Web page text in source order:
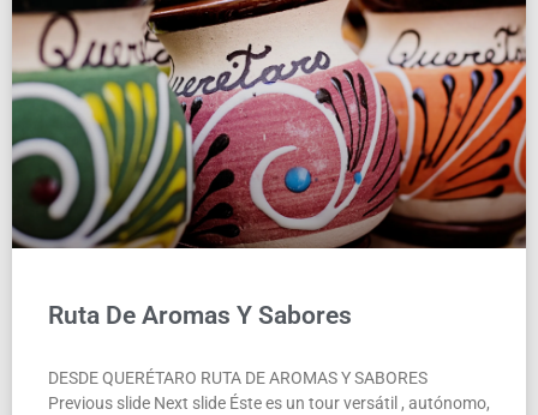
Ruta De Aromas Y Sabores
DESDE QUERÉTARO RUTA DE AROMAS Y SABORES
Previous slide Next slide Éste es un tour versátil , autónomo,